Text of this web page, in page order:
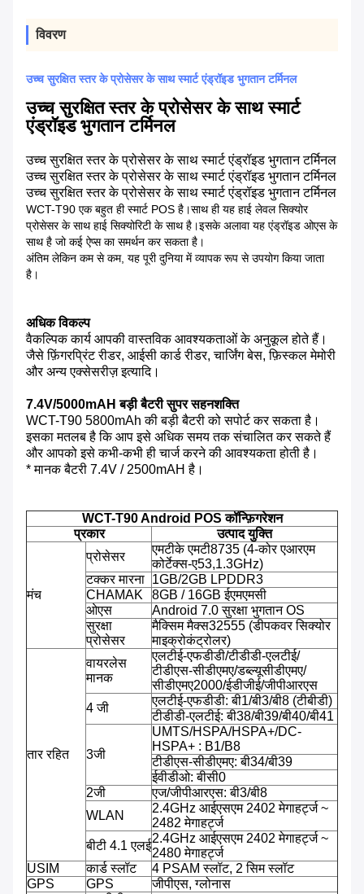
विवरण
उच्च सुरक्षित स्तर के प्रोसेसर के साथ स्मार्ट एंड्रॉइड भुगतान टर्मिनल
उच्च सुरक्षित स्तर के प्रोसेसर के साथ स्मार्ट
एंड्रॉइड भुगतान टर्मिनल
उच्च सुरक्षित स्तर के प्रोसेसर के साथ स्मार्ट एंड्रॉइड भुगतान टर्मिनल
उच्च सुरक्षित स्तर के प्रोसेसर के साथ स्मार्ट एंड्रॉइड भुगतान टर्मिनल
उच्च सुरक्षित स्तर के प्रोसेसर के साथ स्मार्ट एंड्रॉइड भुगतान टर्मिनल
WCT-T90 एक बहुत ही स्मार्ट POS है।साथ ही यह हाई लेवल सिक्योर
प्रोसेसर के साथ हाई सिक्योरिटी के साथ है।इसके अलावा यह एंड्रॉइड ओएस के
साथ है जो कई ऐप्स का समर्थन कर सकता है।
अंतिम लेकिन कम से कम, यह पूरी दुनिया में व्यापक रूप से उपयोग किया जाता
है।
अधिक विकल्प
वैकल्पिक कार्य आपकी वास्तविक आवश्यकताओं के अनुकूल होते हैं।
जैसे फ़िंगरप्रिंट रीडर, आईसी कार्ड रीडर, चार्जिंग बेस, फ़िस्कल मेमोरी
और अन्य एक्सेसरीज़ इत्यादि।
7.4V/5000mAH बड़ी बैटरी सुपर सहनशक्ति
WCT-T90 5800mAh की बड़ी बैटरी को सपोर्ट कर सकता है।
इसका मतलब है कि आप इसे अधिक समय तक संचालित कर सकते हैं
और आपको इसे कभी-कभी ही चार्ज करने की आवश्यकता होती है।
* मानक बैटरी 7.4V / 2500mAH है।
WCT-T90 Android POS कॉन्फ़िगरेशन
प्रकार
उत्पाद युक्ति
मंच
प्रोसेसर
एमटीके एमटी8735 (4-कोर एआरएम
कोर्टेक्स-ए53,1.3GHz)
टक्कर मारना 1GB/2GB LPDDR3
CHAMAK
8GB / 16GB ईएमएमसी
ओएस
Android 7.0 सुरक्षा भुगतान OS
सुरक्षा
प्रोसेसर
मैक्सिम मैक्स32555 (डीपकवर सिक्योर
माइक्रोकंट्रोलर)
तार रहित
वायरलेस
मानक
एलटीई-एफडीडी/टीडीडी-एलटीई/
टीडीएस-सीडीएमए/डब्ल्यूसीडीएमए/
सीडीएमए2000/ईडीजीई/जीपीआरएस
4 जी
एलटीई-एफडीडी: बी1/बी3/बी8 (टीबीडी)
टीडीडी-एलटीई: बी38/बी39/बी40/बी41
3जी
UMTS/HSPA/HSPA+/DC-
HSPA+ : B1/B8
टीडीएस-सीडीएमए: बी34/बी39
ईवीडीओ: बीसी0
2जी
एज/जीपीआरएस: बी3/बी8
WLAN
2.4GHz आईएसएम 2402 मेगाहर्ट्ज ~
2482 मेगाहर्ट्ज
बीटी 4.1 एलई
2.4GHz आईएसएम 2402 मेगाहर्ट्ज ~
2480 मेगाहर्ट्ज
USIM
कार्ड स्लॉट
4 PSAM स्लॉट, 2 सिम स्लॉट
GPS
GPS
जीपीएस, ग्लोनास